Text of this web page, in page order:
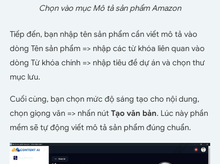
Chọn vào mục Mô tả sản phẩm Amazon
Tiếp đến, bạn nhập tên sản phẩm cần viết mô tả vào
dòng Tên sản phẩm => nhập các từ khóa liên quan vào
dòng Từ khóa chính => nhập tiêu đề dự án và chọn thư
mục lưu.
Cuối cùng, bạn chọn mức độ sáng tạo cho nội dung,
chọn giọng văn => nhấn nút Tạo văn bản. Lúc này phần
mềm sẽ tự động viết mô tả sản phẩm đúng chuẩn.